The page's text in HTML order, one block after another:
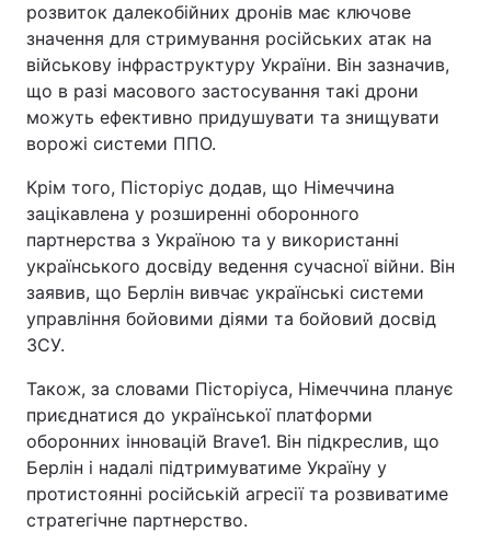
розвиток далекобійних дронів має ключове
значення для стримування російських атак на
військову інфраструктуру України. Він зазначив,
що в разі масового застосування такі дрони
можуть ефективно придушувати та знищувати
ворожі системи ППО.
Крім того, Пісторіус додав, що Німеччина
зацікавлена у розширенні оборонного
партнерства з Україною та у використанні
українського досвіду ведення сучасної війни. Він
заявив, що Берлін вивчає українські системи
управління бойовими діями та бойовий досвід
ЗСУ.
Також, за словами Пісторіуса, Німеччина планує
приєднатися до української платформи
оборонних інновацій Brave1. Він підкреслив, що
Берлін і надалі підтримуватиме Україну у
протистоянні російській агресії та розвиватиме
стратегічне партнерство.